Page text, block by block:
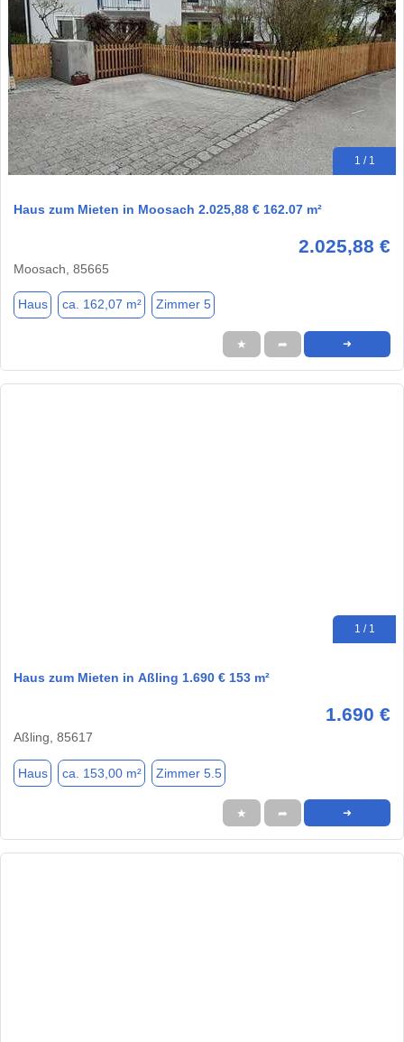
1 / 1
Haus zum Mieten in Moosach 2.025,88 € 162.07 m²
2.025,88 €
Moosach, 85665
Haus ca. 162,07 m² Zimmer 5
★ ➦ ➜
1 / 1
Haus zum Mieten in Aßling 1.690 € 153 m²
1.690 €
Aßling, 85617
Haus ca. 153,00 m² Zimmer 5.5
★ ➦ ➜